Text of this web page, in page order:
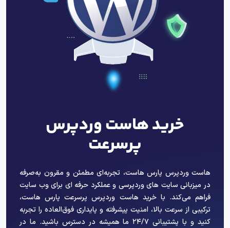
خرید هاست وردپرس
پرسرعت
هاست وردپرس پارس هاست، تجربه‌ای مطمئن و مقرون به‌صرفه
در میزبانی سایت های وردپرسی و عملکرد حرفه ای برای وب سایت
فراهم می‌کند. با خرید هاست وردپرس پرسرعت پارس هاست،
ترکیبی از سرعت بالا، امنیت پیشرفته و پایداری فوق‌العاده را تجربه
کنید و با پشتیبانی ۲۴/۷ ما همیشه در دسترس باشید. ما در